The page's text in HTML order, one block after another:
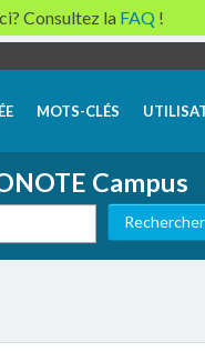
MOTS-CLÉS
Campus
Consultez la FAQ !